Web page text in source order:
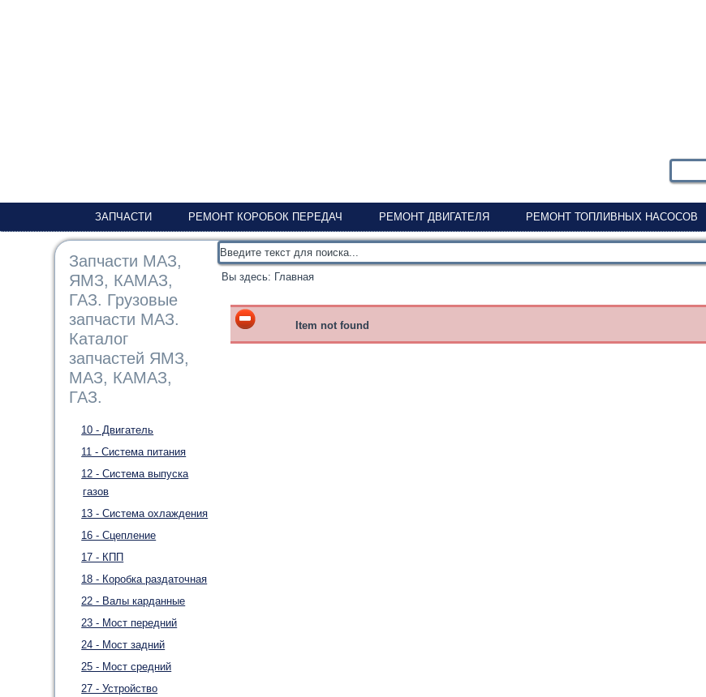
ЗАПЧАСТИ РЕМОНТ КОРОБОК ПЕРЕДАЧ РЕМОНТ ДВИГАТЕЛЯ РЕМОНТ ТОПЛИВНЫХ НАСОСОВ
Запчасти МАЗ,
ЯМЗ, КАМАЗ,
ГАЗ. Грузовые
запчасти МАЗ.
Каталог
запчастей ЯМЗ,
МАЗ, КАМАЗ,
ГАЗ.
10 - Двигатель
11 - Система питания
12 - Система выпуска
газов
13 - Система охлаждения
16 - Сцепление
17 - КПП
18 - Коробка раздаточная
22 - Валы карданные
23 - Мост передний
24 - Мост задний
25 - Мост средний
27 - Устройство
Вы здесь: Главная
Item not found